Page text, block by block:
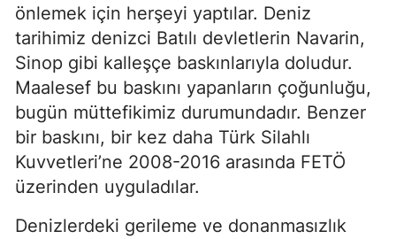
önlemek için herşeyi yaptılar. Deniz
tarihimiz denizci Batılı devletlerin Navarin,
Sinop gibi kalleşçe baskınlarıyla doludur.
Maalesef bu baskını yapanların çoğunluğu,
bugün müttefikimiz durumundadır. Benzer
bir baskını, bir kez daha Türk Silahlı
Kuvvetleri’ne 2008-2016 arasında FETÖ
üzerinden uyguladılar.
Denizlerdeki gerileme ve donanmasızlık